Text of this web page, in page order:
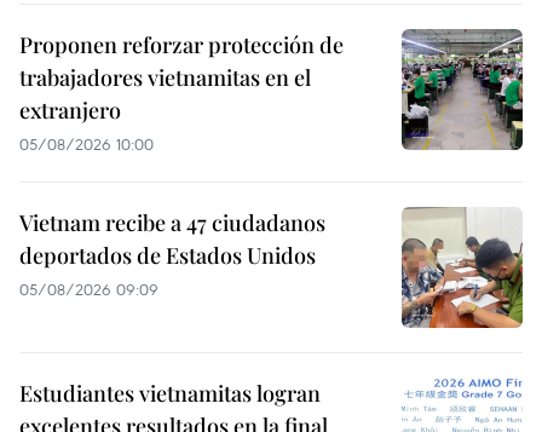
Proponen reforzar protección de
trabajadores vietnamitas en el
extranjero
05/08/2026 10:00
Vietnam recibe a 47 ciudadanos
deportados de Estados Unidos
05/08/2026 09:09
Estudiantes vietnamitas logran
excelentes resultados en la final